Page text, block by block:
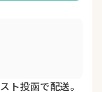
ト投函で配送。